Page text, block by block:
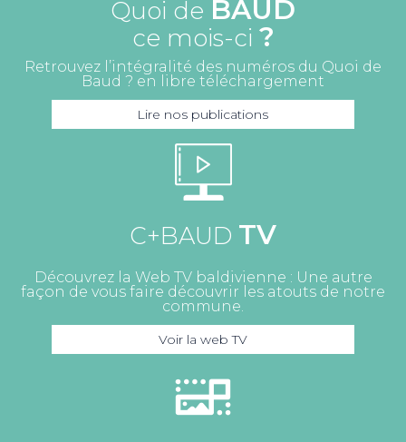
Quoi de BAUD
ce mois-ci ?
Retrouvez l’intégralité des numéros du Quoi de
Baud ? en libre téléchargement
Lire nos publications
C+BAUD TV
Découvrez la Web TV baldivienne : Une autre
façon de vous faire découvrir les atouts de notre
commune.
Voir la web TV